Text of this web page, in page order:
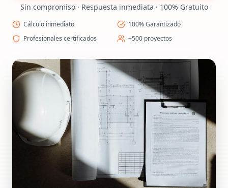
Sin compromiso · Respuesta inmediata · 100% Gratuito
Cálculo inmediato
100% Garantizado
Profesionales certificados
+500 proyectos